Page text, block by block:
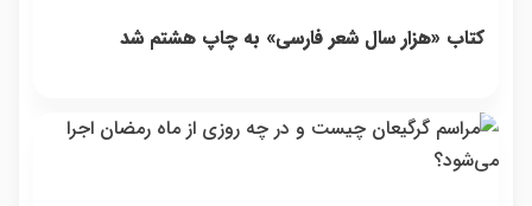
کتاب «هزار سال شعر فارسی» به چاپ هشتم شد